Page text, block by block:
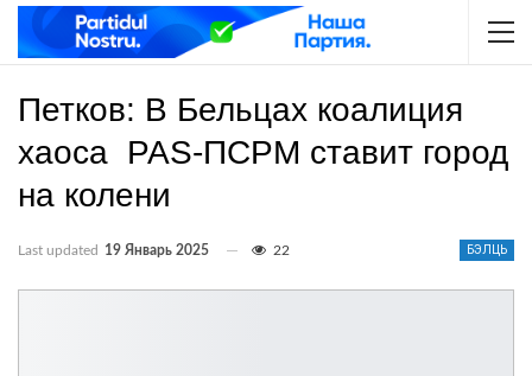
Петков: В Бельцах коалиция
хаоса PAS-ПСРМ ставит город
на колени
БЭЛЦЬ
Last updated 19 Январь 2025 22